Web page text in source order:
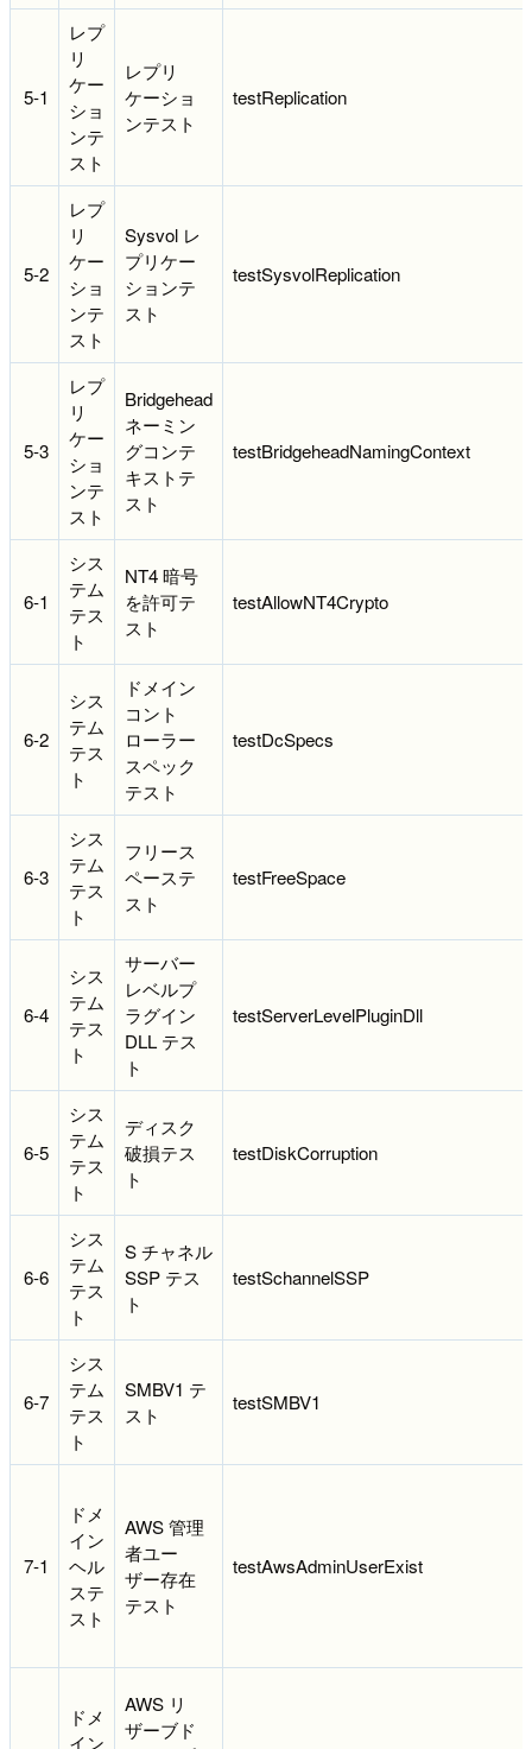
5-1
レプ
リ
ケー
ショ
ンテ
スト
レプリ
ケーショ
ンテスト
testReplication
5-2
レプ
リ
ケー
ショ
ンテ
スト
Sysvol レ
プリケー
ションテ
スト
testSysvolReplication
5-3
レプ
リ
ケー
ショ
ンテ
スト
Bridgehead
ネーミン
グコンテ
キストテ
スト
testBridgeheadNamingContext
6-1
シス
テム
テス
ト
NT4 暗号
を許可テ
スト
testAllowNT4Crypto
6-2
シス
テム
テス
ト
ドメイン
コント
ローラー
スペック
テスト
testDcSpecs
6-3
シス
テム
テス
ト
フリース
ペーステ
スト
testFreeSpace
6-4
シス
テム
テス
ト
サーバー
レベルプ
ラグイン
DLL テス
ト
testServerLevelPluginDll
6-5
シス
テム
テス
ト
ディスク
破損テス
ト
testDiskCorruption
6-6
シス
テム
テス
ト
S チャネル
SSP テス
ト
testSchannelSSP
6-7
シス
テム
テス
ト
SMBV1 テ
スト
testSMBV1
7-1
ドメ
イン
ヘル
ステ
スト
AWS 管理
者ユー
ザー存在
テスト
testAwsAdminUserExist
ドメ
イン
AWS リ
ザーブド